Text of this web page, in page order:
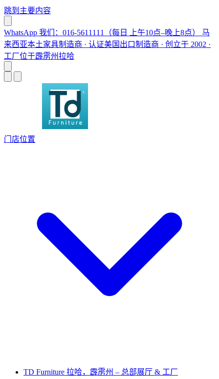
跳到主要内容
WhatsApp 我们：016-5611111（每日 上午10点–晚上8点） 马
来西亚本土家具制造商 · 认证美国出口制造商 · 创立于 2002 ·
工厂位于霹雳州拉哈
门店位置
TD Furniture 拉哈，霹雳州 – 总部展厅 & 工厂